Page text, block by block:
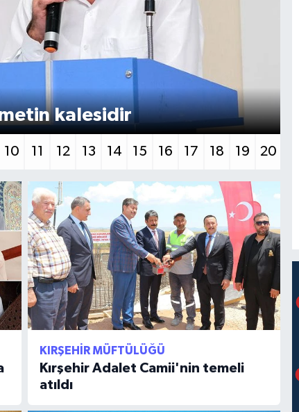
kalesidir
10 11 12 13 14 15 16 17 18 19 20
KIRŞEHIR MÜFTÜLÜĞÜ
Kırşehir Adalet Camii'nin temeli
atıldı